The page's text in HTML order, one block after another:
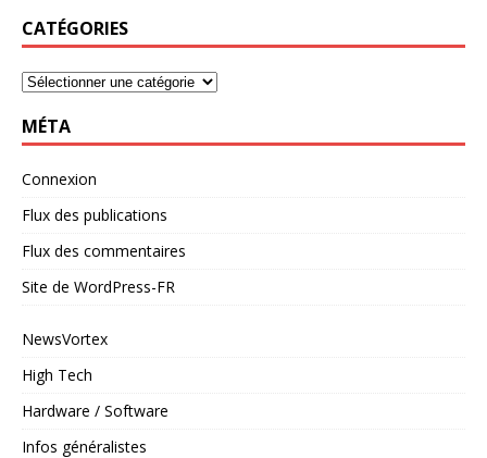
CATÉGORIES
MÉTA
Connexion
Flux des publications
Flux des commentaires
Site de WordPress-FR
NewsVortex
High Tech
Hardware / Software
Infos généralistes